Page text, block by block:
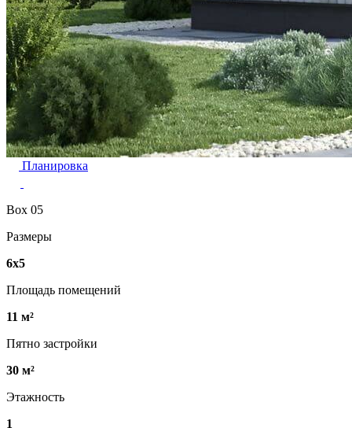
Планировка
Box 05
Размеры
6х5
Площадь помещений
11 м²
Пятно застройки
30 м²
Этажность
1